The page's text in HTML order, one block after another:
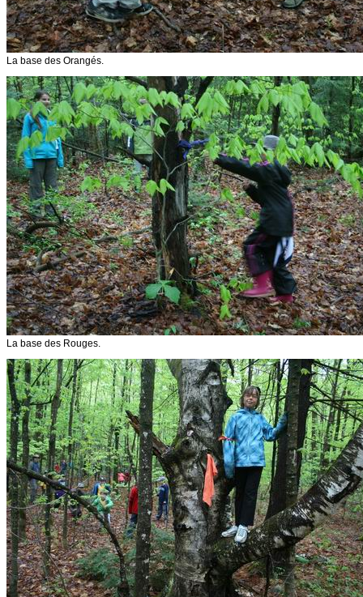
La base des Orangés.
La base des Rouges.